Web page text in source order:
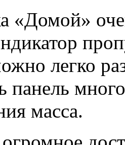
«Домой»
легко
панель
масса.